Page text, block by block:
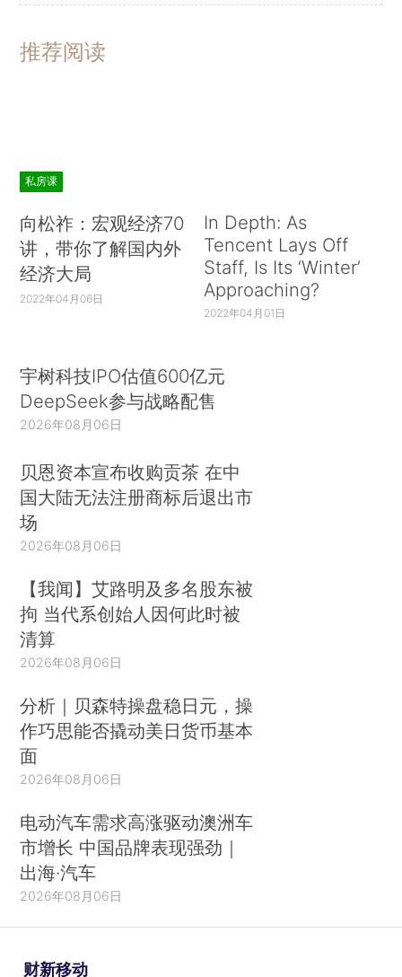
推荐阅读
私房课
向松祚：宏观经济70
讲，带你了解国内外
经济大局
2022年04月06日
In Depth: As
Tencent Lays Off
Staff, Is Its ‘Winter’
Approaching?
2022年04月01日
宇树科技IPO估值600亿元
DeepSeek参与战略配售
2026年08月06日
贝恩资本宣布收购贡茶 在中
国大陆无法注册商标后退出市
场
2026年08月06日
【我闻】艾路明及多名股东被
拘 当代系创始人因何此时被
清算
2026年08月06日
分析｜贝森特操盘稳日元，操
作巧思能否撬动美日货币基本
面
2026年08月06日
电动汽车需求高涨驱动澳洲车
市增长 中国品牌表现强劲｜
出海·汽车
2026年08月06日
财新移动